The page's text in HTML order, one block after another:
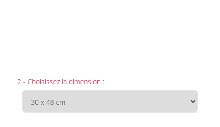
2 - Choisissez la dimension :